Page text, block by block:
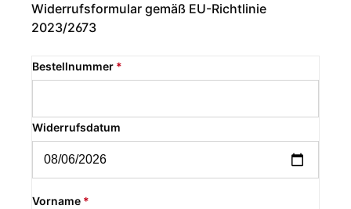
Widerrufsformular gemäß EU-Richtlinie
2023/2673
Bestellnummer *
Widerrufsdatum
Vorname *